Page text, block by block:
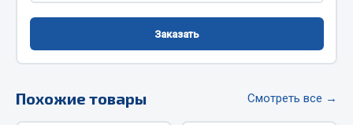
Угольники
Фитинги
Штуцеры
Весь раздел
Заказать
Похожие товары Смотреть все →